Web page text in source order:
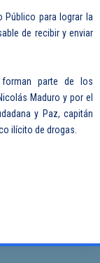
Público para lograr la
de recibir y enviar
forman parte de los
Maduro y por el
y Paz, capitán
ilícito de drogas.